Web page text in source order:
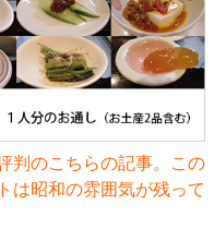
判のこちらの記事。この
は昭和の雰囲気が残って